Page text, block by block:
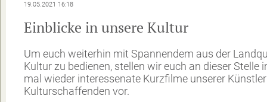
19.05.2021 16:18
Einblicke in unsere Kultur
Um euch weiterhin mit Spannendem aus der
Kultur zu bedienen, stellen wir euch an dieser Stelle
mal wieder interessenate Kurzfilme unserer
Kulturschaffenden vor.